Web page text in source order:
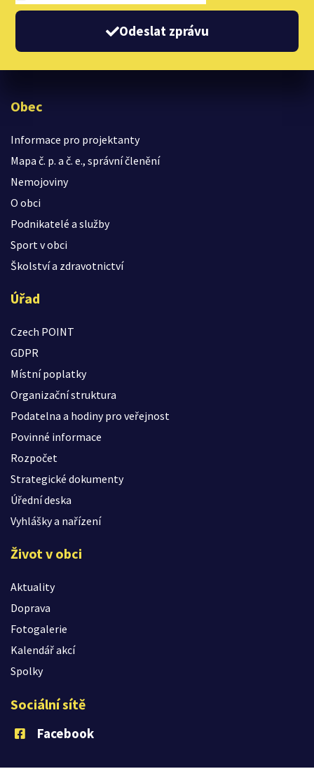
Odeslat zprávu
Obec
Informace pro projektanty
Mapa č. p. a č. e., správní členění
Nemojoviny
O obci
Podnikatelé a služby
Sport v obci
Školství a zdravotnictví
Úřad
Czech POINT
GDPR
Místní poplatky
Organizační struktura
Podatelna a hodiny pro veřejnost
Povinné informace
Rozpočet
Strategické dokumenty
Úřední deska
Vyhlášky a nařízení
Život v obci
Aktuality
Doprava
Fotogalerie
Kalendář akcí
Spolky
Sociální sítě
Facebook